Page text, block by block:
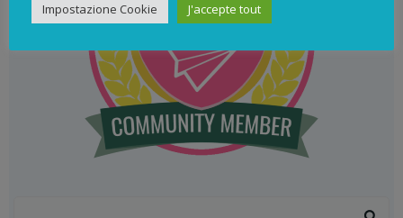
Impostazione Cookie J'accepte tout